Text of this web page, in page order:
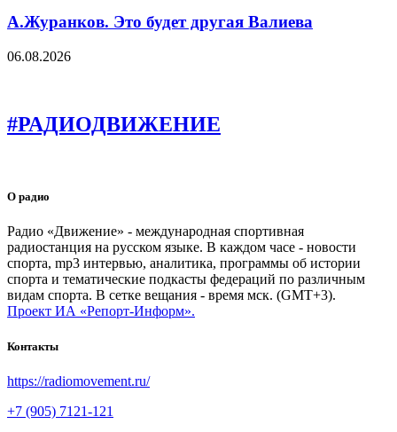
А.Журанков. Это будет другая Валиева
06.08.2026
#РАДИОДВИЖЕНИЕ
О радио
Радио «Движение» - международная спортивная
радиостанция на русском языке. В каждом часе - новости
спорта, mp3 интервью, аналитика, программы об истории
спорта и тематические подкасты федераций по различным
видам спорта. В сетке вещания - время мск. (GMT+3).
Проект ИА «Репорт-Информ».
Контакты
https://radiomovement.ru/
+7 (905) 7121-121